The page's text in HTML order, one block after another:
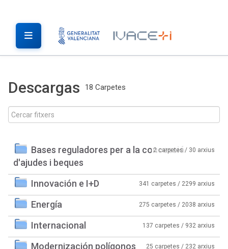
Descargas 18 Carpetes
Bases reguladores per a la concessió
d'ajudes i beques
2 carpetes / 30 arxius
Innovación e I+D 341 carpetes / 2299 arxius
Energía 275 carpetes / 2038 arxius
Internacional 137 carpetes / 932 arxius
Modernización polígonos 25 carpetes / 232 arxius